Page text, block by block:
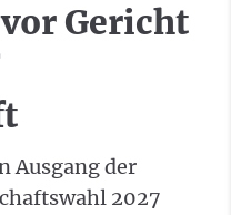
Gericht
Ausgang der
2027